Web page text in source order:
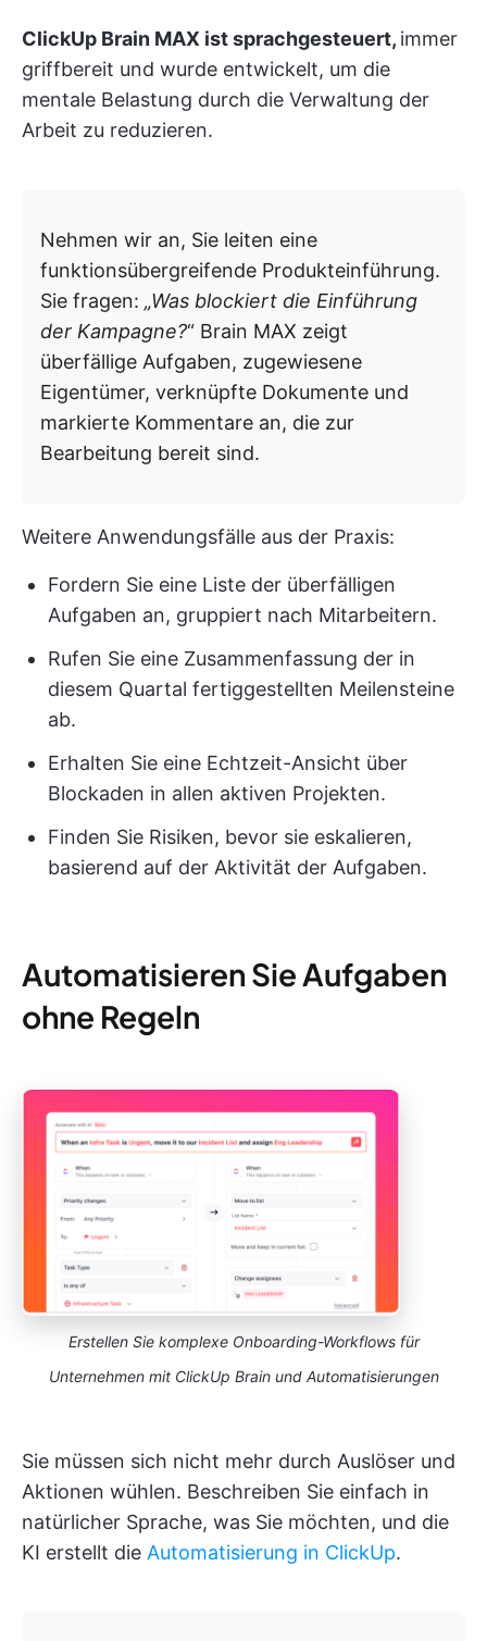
ClickUp Brain MAX ist sprachgesteuert, immer
griffbereit und wurde entwickelt, um die
mentale Belastung durch die Verwaltung der
Arbeit zu reduzieren.
Nehmen wir an, Sie leiten eine
funktionsübergreifende Produkteinführung.
Sie fragen: „Was blockiert die Einführung
der Kampagne?“ Brain MAX zeigt
überfällige Aufgaben, zugewiesene
Eigentümer, verknüpfte Dokumente und
markierte Kommentare an, die zur
Bearbeitung bereit sind.
Weitere Anwendungsfälle aus der Praxis:
Fordern Sie eine Liste der überfälligen
Aufgaben an, gruppiert nach Mitarbeitern.
Rufen Sie eine Zusammenfassung der in
diesem Quartal fertiggestellten Meilensteine
ab.
Erhalten Sie eine Echtzeit-Ansicht über
Blockaden in allen aktiven Projekten.
Finden Sie Risiken, bevor sie eskalieren,
basierend auf der Aktivität der Aufgaben.
Automatisieren Sie Aufgaben
ohne Regeln
Erstellen Sie komplexe Onboarding-Workflows für
Unternehmen mit ClickUp Brain und Automatisierungen
Sie müssen sich nicht mehr durch Auslöser und
Aktionen wühlen. Beschreiben Sie einfach in
natürlicher Sprache, was Sie möchten, und die
KI erstellt die Automatisierung in ClickUp.